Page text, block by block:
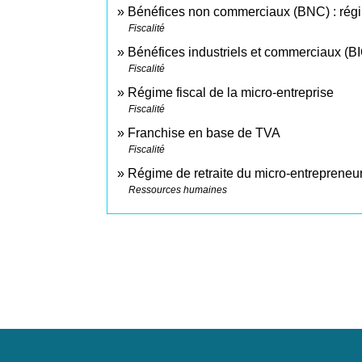
Bénéfices non commerciaux (BNC) :
Fiscalité
Bénéfices industriels et commerciaux
Fiscalité
Régime fiscal de la micro-entreprise
Fiscalité
Franchise en base de TVA
Fiscalité
Régime de retraite du micro-
Ressources humaines